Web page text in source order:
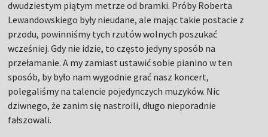
dwudziestym piątym metrze od bramki. Próby Roberta
Lewandowskiego były nieudane, ale mając takie postacie z
przodu, powinniśmy tych rzutów wolnych poszukać
wcześniej. Gdy nie idzie, to często jedyny sposób na
przełamanie. A my zamiast ustawić sobie pianino w ten
sposób, by było nam wygodnie grać nasz koncert,
polegaliśmy na talencie pojedynczych muzyków. Nic
dziwnego, że zanim się nastroili, długo nieporadnie
fałszowali.